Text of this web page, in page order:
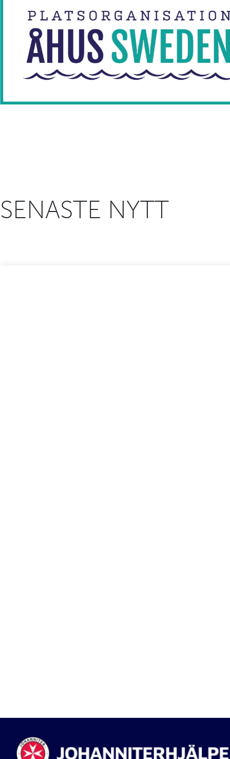
SENASTE NYTT